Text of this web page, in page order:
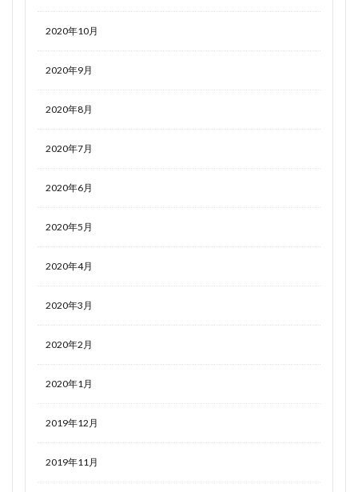
2020年10月
2020年9月
2020年8月
2020年7月
2020年6月
2020年5月
2020年4月
2020年3月
2020年2月
2020年1月
2019年12月
2019年11月